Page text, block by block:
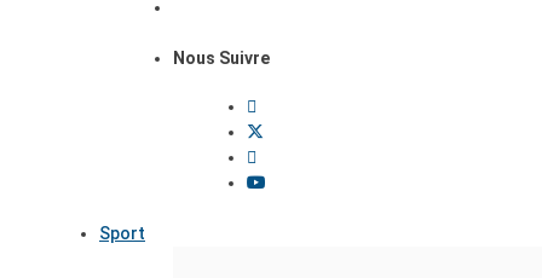
Nous Suivre
Sport